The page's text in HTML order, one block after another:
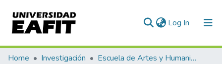
Log In (current)
Communities & Collections
Home Investigación
Escuela de Artes y Humanidades